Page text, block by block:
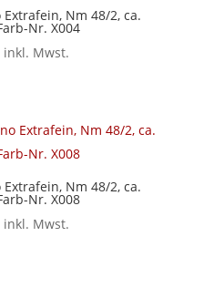
Nm 48/2, ca.
Nr. X004
inkl. Mwst.
Nm 48/2, ca.
Nr. X008
inkl. Mwst.